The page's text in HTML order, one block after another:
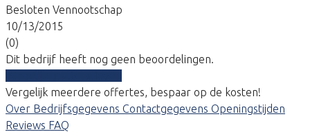
Besloten Vennootschap
10/13/2015
(0)
Dit bedrijf heeft nog geen beoordelingen.
Vergelijk meerdere offertes, bespaar op de kosten!
Over Bedrijfsgegevens Contactgegevens Openingstijden
Reviews FAQ